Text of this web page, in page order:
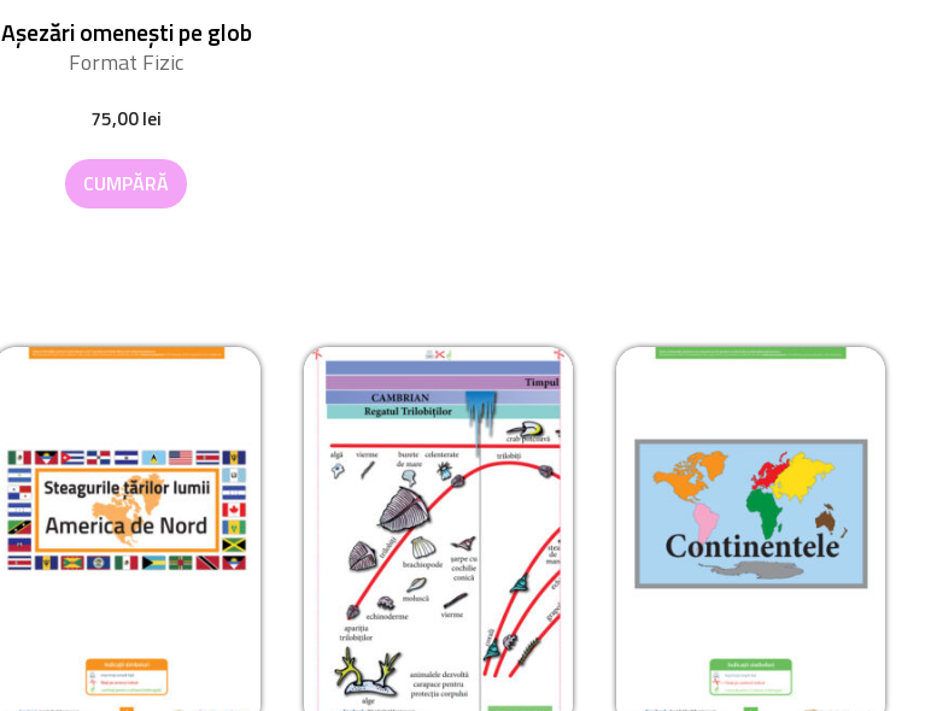
Așezări omenești pe glob
Format Fizic
75,00lei
CUMPĂRĂ